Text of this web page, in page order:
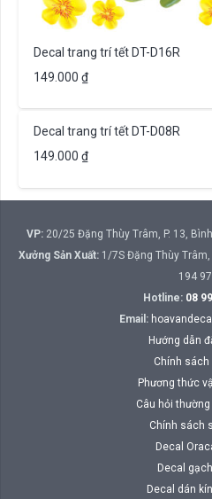
Decal trang trí tết DT-D16R
149.000 ₫
Decal trang trí tết DT-D08R
149.000 ₫
VP:20/25 Đặng Thùy Trâm, P. 13,
Xưởng Sản Xuất: 1/7S Đặng Thùy Trâm,
194
Hotline: 08
Email:
Hướng dẫn
Chính sách
Phương thức
Câu hỏi thường
Chính sách
Decal
Decal
Decal dán